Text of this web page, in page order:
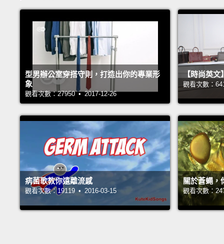
型男辦公室穿搭守則，打造出你的專業形
象
觀看次數：27950 • 2017-12-26
【時尚英
觀看次數：
病菌歌教你遠離流感
觀看次數：19119 • 2016-03-15
關於蒼蠅，
觀看次數：